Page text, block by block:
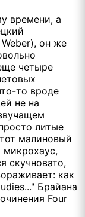
времени, а
он же
четыре
то вроде
не на
литые
малиновый
микрохаус,
скучновато,
как
Брайана
Four